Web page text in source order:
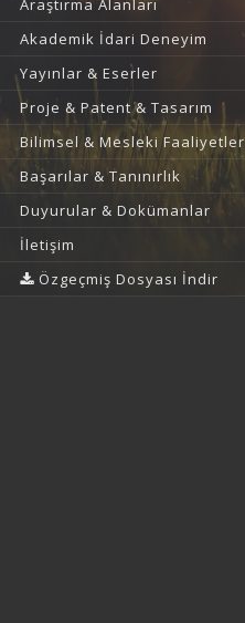
Araştırma Alanları
Akademik İdari Deneyim
Yayınlar & Eserler
Proje & Patent & Tasarım
Bilimsel & Mesleki Faaliyetler
Başarılar & Tanınırlık
Duyurular & Dokümanlar
İletişim
Özgeçmiş Dosyası İndir